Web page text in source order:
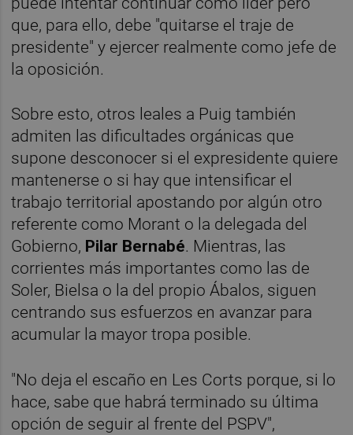
que, para ello, debe "quitarse el traje de
presidente" y ejercer realmente como jefe de
la oposición.
Sobre esto, otros leales a Puig también
admiten las dificultades orgánicas que
supone desconocer si el expresidente quiere
mantenerse o si hay que intensificar el
trabajo territorial apostando por algún otro
referente como Morant o la delegada del
Gobierno, Pilar Bernabé. Mientras, las
corrientes más importantes como las de
Soler, Bielsa o la del propio Ábalos, siguen
centrando sus esfuerzos en avanzar para
acumular la mayor tropa posible.
"No deja el escaño en Les Corts porque, si lo
hace, sabe que habrá terminado su última
opción de seguir al frente del PSPV",